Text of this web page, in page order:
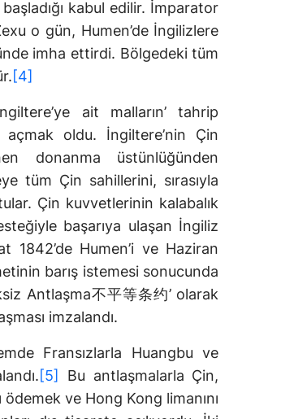
kabul edilir. İmparator
o gün, Humen’de İngilizlere
imha ettirdi. Bölgedeki tüm
[4]
ait malların’ tahrip
oldu. İngiltere’nin Çin
donanma üstünlüğünden
tüm Çin sahillerini, sırasıyla
Çin kuvvetlerinin kalabalık
başarıya ulaşan İngiliz
1842’de Humen’i ve Haziran
barış istemesi sonucunda
Antlaşma不平等条约’ olarak
imzalandı.
Fransızlarla Huangbu ve
[5]
Bu antlaşmalarla Çin,
ve Hong Kong limanını